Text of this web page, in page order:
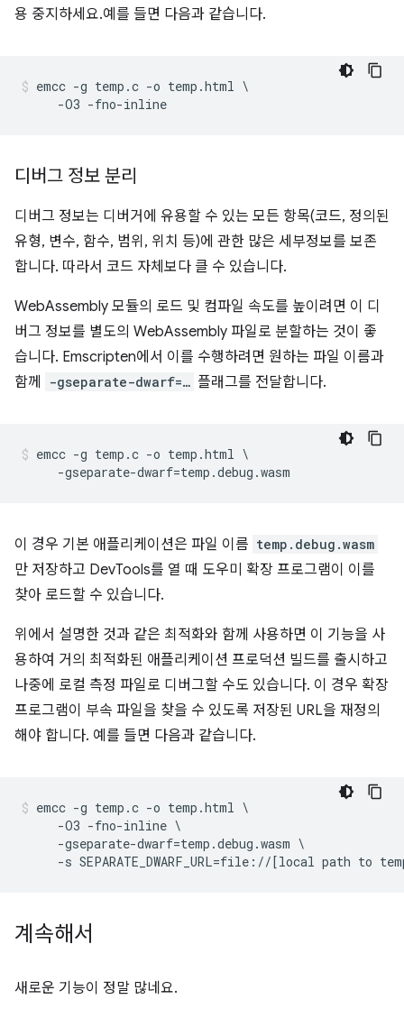
용 중지하세요.예를 들면 다음과 같습니다.
emcc -g temp.c -o temp.html \
디버그 정보 분리
디버그 정보는 디버거에 유용할 수 있는 모든 항목(코드, 정의된
유형, 변수, 함수, 범위, 위치 등)에 관한 많은 세부정보를 보존
합니다. 따라서 코드 자체보다 클 수 있습니다.
WebAssembly 모듈의 로드 및 컴파일 속도를 높이려면 이 디
버그 정보를 별도의 WebAssembly 파일로 분할하는 것이 좋
습니다. Emscripten에서 이를 수행하려면 원하는 파일 이름과
함께
-gseparate-dwarf=… 플래그를 전달합니다.
emcc -g temp.c -o temp.html \
이 경우 기본 애플리케이션은 파일 이름 temp.debug.wasm
만 저장하고 DevTools를 열 때 도우미 확장 프로그램이 이를
찾아 로드할 수 있습니다.
위에서 설명한 것과 같은 최적화와 함께 사용하면 이 기능을 사
용하여 거의 최적화된 애플리케이션 프로덕션 빌드를 출시하고
나중에 로컬 측정 파일로 디버그할 수도 있습니다. 이 경우 확장
프로그램이 부속 파일을 찾을 수 있도록 저장된 URL을 재정의
해야 합니다. 예를 들면 다음과 같습니다.
emcc -g temp.c -o temp.html \
     -O3 -fno-inline \
     -gseparate-dwarf=temp.debug.wasm \
계속해서
새로운 기능이 정말 많네요.